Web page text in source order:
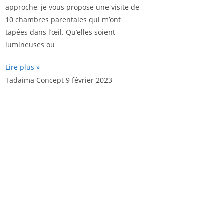
approche, je vous propose une visite de
10 chambres parentales qui m’ont
tapées dans l’œil. Qu’elles soient
lumineuses ou
Lire plus »
Tadaima Concept 9 février 2023